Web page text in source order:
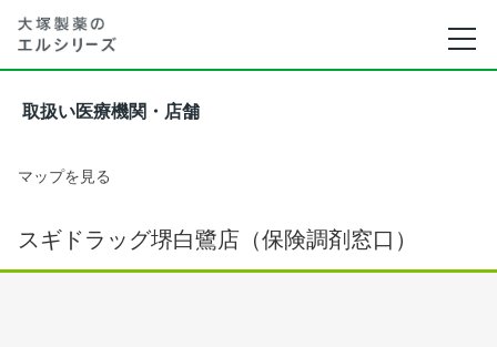
取扱い医療機関・店舗
マップを見る
スギドラッグ堺白鷺店（保険調剤窓口）